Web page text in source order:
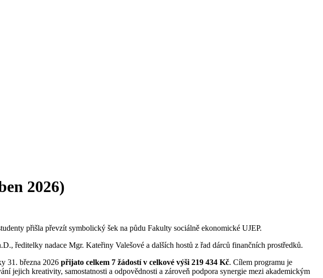
2026)
přišla převzít symbolický šek na půdu Fakulty sociálně ekonomické UJEP.
ředitelky nadace Mgr. Kateřiny Valešové a dalších hostů z řad dárců finančních prostředků.
31. března 2026 přijato celkem 7 žádostí v celkové výši 219 434 Kč. Cílem programu je
jejich kreativity, samostatnosti a odpovědnosti a zároveň podpora synergie mezi akademickým